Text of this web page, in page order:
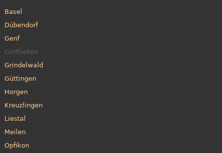
Basel
Dübendorf
Genf
Gottlieben
Grindelwald
Güttingen
Horgen
Kreuzlingen
Liestal
Meilen
Opfikon